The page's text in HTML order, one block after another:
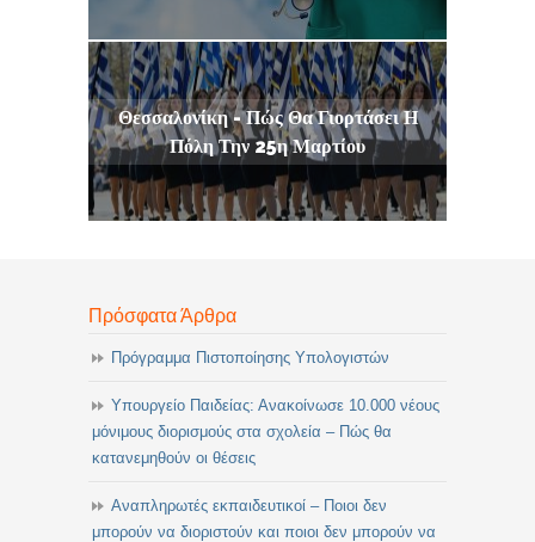
Θεσσαλονίκη - Πώς Θα Γιορτάσει Η
Πόλη Την 25η Μαρτίου
Πρόσφατα Άρθρα
Πρόγραμμα Πιστοποίησης Υπολογιστών
Υπουργείο Παιδείας: Ανακοίνωσε 10.000 νέους
μόνιμους διορισμούς στα σχολεία – Πώς θα
κατανεμηθούν οι θέσεις
Αναπληρωτές εκπαιδευτικοί – Ποιοι δεν
μπορούν να διοριστούν και ποιοι δεν μπορούν να